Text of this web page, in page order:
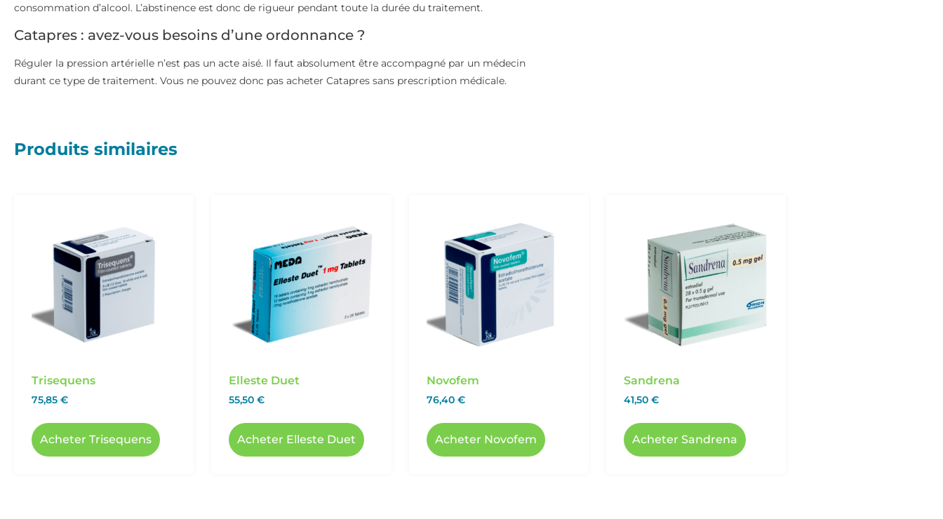
consommation d’alcool. L’abstinence est donc de rigueur pendant toute la durée du traitement.
Catapres : avez-vous besoins d’une ordonnance ?
Réguler la pression artérielle n’est pas un acte aisé. Il faut absolument être accompagné par un médecin
durant ce type de traitement. Vous ne pouvez donc pas acheter Catapres sans prescription médicale.
Produits similaires
Trisequens
75,85 €
Acheter Trisequens
Elleste Duet
55,50€
Acheter Elleste Duet
Novofem
76,40 €
Acheter Novofem
Sandrena
41,50 €
Acheter Sandrena